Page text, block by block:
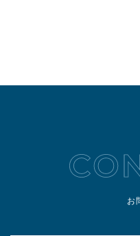
お